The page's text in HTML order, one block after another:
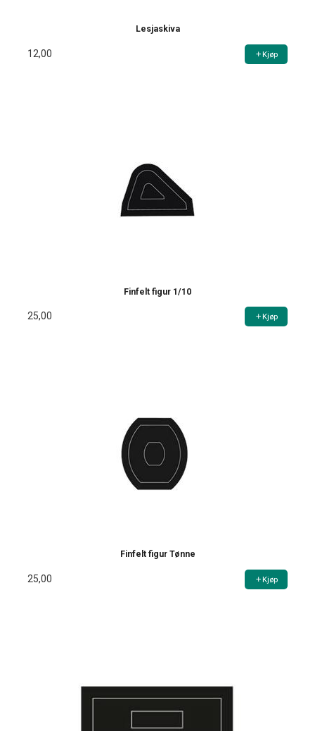
Lesjaskiva
12,00 Kjøp
Finfelt figur 1/10
25,00 Kjøp
Finfelt figur Tønne
25,00 Kjøp